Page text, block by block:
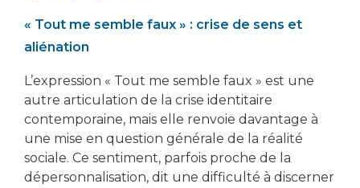
« Tout me semble faux » : crise de sens et
aliénation
L’expression « Tout me semble faux » est une
autre articulation de la crise identitaire
contemporaine, mais elle renvoie davantage à
une mise en question générale de la réalité
sociale. Ce sentiment, parfois proche de la
dépersonnalisation, dit une difficulté à discerner